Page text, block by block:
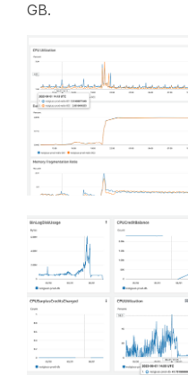
GB.